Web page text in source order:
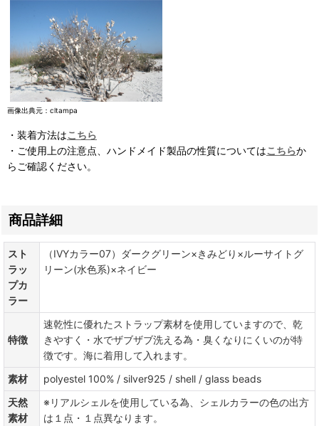
画像出典元：cltampa
・装着方法はこちら
・ご使用上の注意点、ハンドメイド製品の性質についてはこちらか
らご確認ください。
商品詳細
スト
ラッ
プカ
ラー
（IVYカラー07）ダークグリーン×きみどり×ルーサイトグ
リーン(水色系)×ネイビー
特徴
速乾性に優れたストラップ素材を使用していますので、乾
きやすく・水でザブザブ洗える為・臭くなりにくいのが特
徴です。海に着用して入れます。
素材
polyestel 100% / silver925 / shell / glass beads
天然
素材
※リアルシェルを使用している為、シェルカラーの色の出方
は１点・１点異なります。